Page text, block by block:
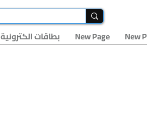
New
New Page بطاقات الكترونية